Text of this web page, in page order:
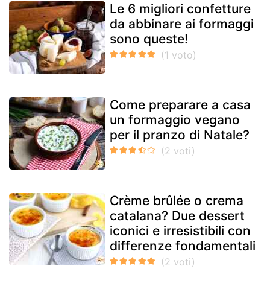
Le 6 migliori confetture
da abbinare ai formaggi
sono queste!
Come preparare a casa
un formaggio vegano
per il pranzo di Natale?
Crème brûlée o crema
catalana? Due dessert
iconici e irresistibili con
differenze fondamentali